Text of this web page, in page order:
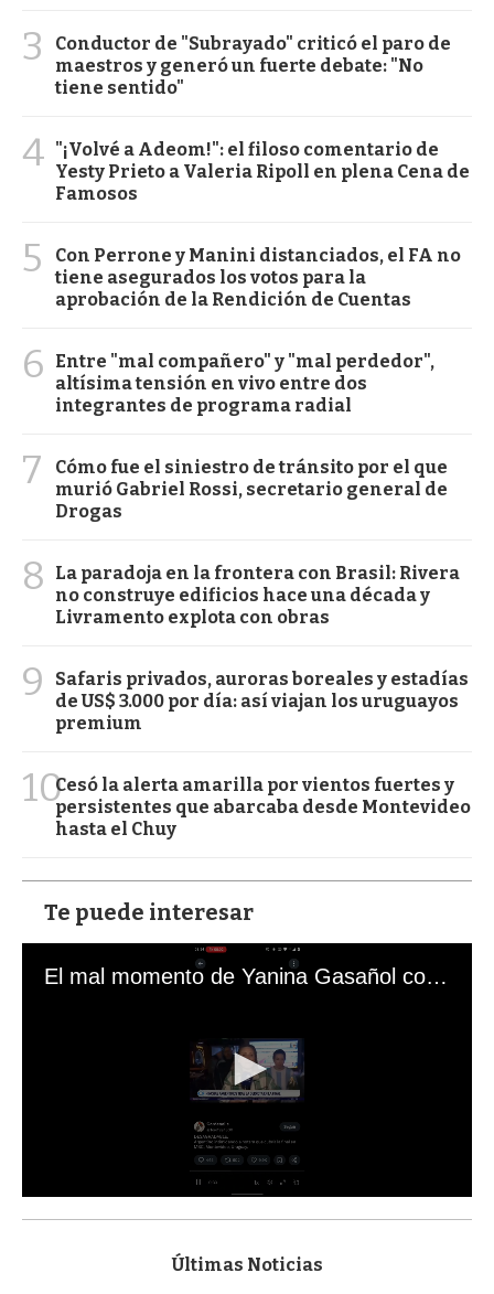
3
Conductor de "Subrayado" criticó el paro de
maestros y generó un fuerte debate: "No
tiene sentido"
4 "¡Volvé a Adeom!": el filoso comentario de
Yesty Prieto a Valeria Ripoll en plena Cena de
Famosos
5
Con Perrone y Manini distanciados, el FA no
tiene asegurados los votos para la
aprobación de la Rendición de Cuentas
6
Entre "mal compañero" y "mal perdedor",
altísima tensión en vivo entre dos
integrantes de programa radial
7
Cómo fue el siniestro de tránsito por el que
murió Gabriel Rossi, secretario general de
Drogas
8
La paradoja en la frontera con Brasil: Rivera
no construye edificios hace una década y
Livramento explota con obras
9
Safaris privados, auroras boreales y estadías
de US$ 3.000 por día: así viajan los uruguayos
premium
10Cesó la alerta amarilla por vientos fuertes y
persistentes que abarcaba desde Montevideo
hasta el Chuy
Te puede interesar
El mal momento de Yanina Gasañol con un hincha argentino en "Subrayado"
s
Últimas Noticias